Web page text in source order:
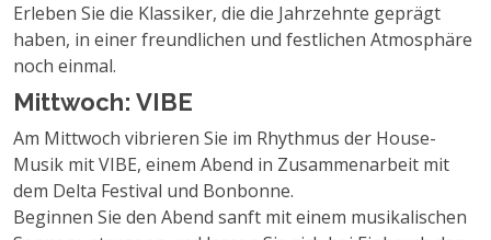
Erleben Sie die Klassiker, die die Jahrzehnte geprägt
haben, in einer freundlichen und festlichen Atmosphäre
noch einmal.
Mittwoch: VIBE
Am Mittwoch vibrieren Sie im Rhythmus der House-
Musik mit VIBE, einem Abend in Zusammenarbeit mit
dem Delta Festival und Bonbonne.
Beginnen Sie den Abend sanft mit einem musikalischen